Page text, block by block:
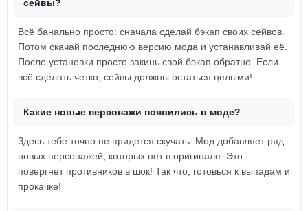
сейвы?
Всё банально просто: сначала сделай бэкап своих сейвов.
Потом скачай последнюю версию мода и устанавливай её.
После установки просто закинь свой бэкап обратно. Если
всё сделать четко, сейвы должны остаться целыми!
Какие новые персонажи появились в моде?
Здесь тебе точно не придется скучать. Мод добавляет ряд
новых персонажей, которых нет в оригинале. Это
повергнет противников в шок! Так что, готовься к выпадам и
прокачке!